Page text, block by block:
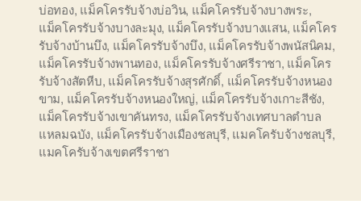
บ่อทอง, แม็คโครรับจ้างบ่อวิน, แม็คโครรับจ้างบางพระ,
แม็คโครรับจ้างบางละมุง, แม็คโครรับจ้างบางแสน, แม็คโคร
รับจ้างบ้านบึง, แม็คโครรับจ้างบึง, แม็คโครรับจ้างพนัสนิคม,
แม็คโครรับจ้างพานทอง, แม็คโครรับจ้างศรีราชา, แม็คโคร
รับจ้างสัตหีบ, แม็คโครรับจ้างสุรศักดิ์, แม็คโครรับจ้างหนอง
ขาม, แม็คโครรับจ้างหนองใหญ่, แม็คโครรับจ้างเกาะสีชัง,
แม็คโครรับจ้างเขาคันทรง, แม็คโครรับจ้างเทศบาลตำบล
แหลมฉบัง, แม็คโครรับจ้างเมืองชลบุรี, แมคโครับจ้างชลบุรี,
แมคโครับจ้างเขตศรีราชา